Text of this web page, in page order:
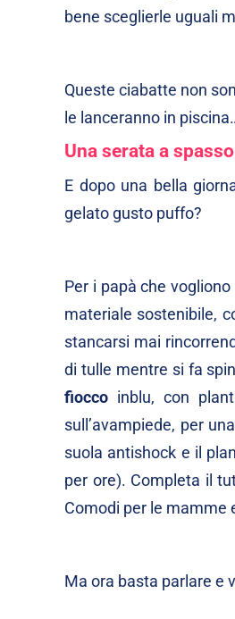
bene sceglierle uguali
Queste ciabatte non
le lanceranno in
Una serata a
E dopo una bella
gelato gusto puffo?
Per i papà che
materiale sostenibile,
stancarsi mai
di tulle mentre si fa
fiocco inblu, con
sull’avampiede, per
suola antishock e il
per ore). Completa il
Comodi per le mamme
Ma ora basta parlare e